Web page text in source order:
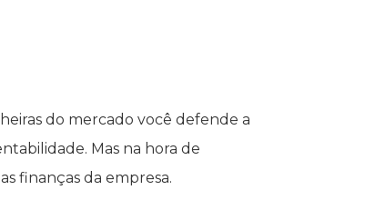
do mercado você defende a
Mas na hora de
finanças da empresa.